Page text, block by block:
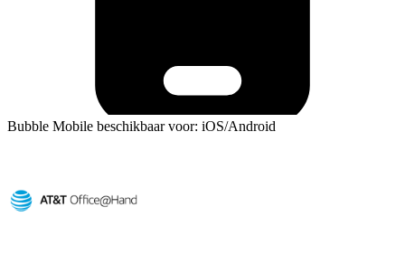
Bubble Mobile beschikbaar voor: iOS/Android